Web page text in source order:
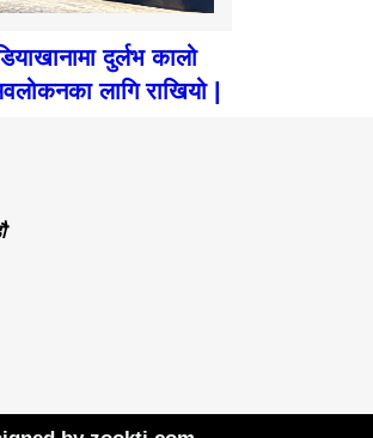
दुर्लभ कालो
लागि राखियो |